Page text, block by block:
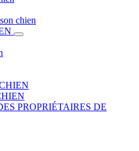
chien
PROPRIÉTAIRES DE